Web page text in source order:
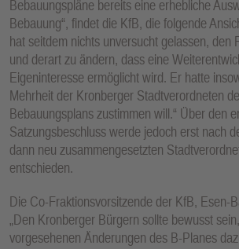
Bebauungspläne bereits eine erhebliche
Bebauung“, findet die KfB, die folgende
hat seitdem nichts unversucht gelassen, den
und derart zu ändern, dass eine
Eigeninteresse ermöglicht wird. Er hatte
Mehrheit der Kronberger Stadtverordneten
Bebauungsplans zustimmen will.“ Über den
Satzungsbeschluss werde jedoch erst nach
dann neu zusammengesetzten
entschieden.
Die Co-Fraktionsvorsitzende der KfB, Esen-
„Den Kronberger Bürgern sollte bewusst
vorgesehenen Änderungen des B-Planes